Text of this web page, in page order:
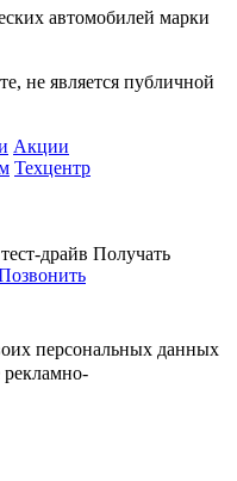
автомобилей марки
не является публичной
Акции
Техцентр
драйв Получать
персональных данных
рекламно-